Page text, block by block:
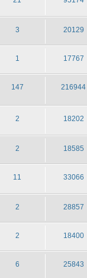
3 20129
1 17767
147 216944
2 18202
2 18585
11 33066
2 28857
2 18400
6 25843